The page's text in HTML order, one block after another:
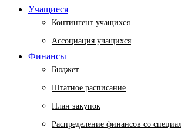
Учащиеся
Контингент учащихся
Ассоциация учащихся
Финансы
Бюджет
Штатное расписание
План закупок
Распределение финансов со